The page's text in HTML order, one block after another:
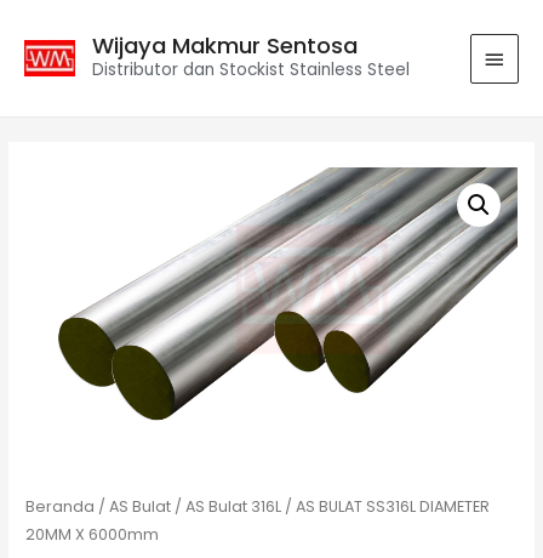
Wijaya Makmur Sentosa
Distributor dan Stockist Stainless Steel
Beranda /AS Bulat /AS Bulat 316L / AS BULAT SS316L DIAMETER
20MM X 6000mm